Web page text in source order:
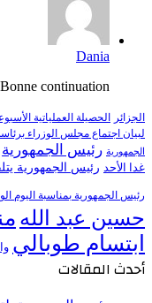
Dania
Bonne continuation...
الجزائر الحصيلة العملياتية
لبيان اجتماع مجلس الوزراء
الجمهورية رئيس الجمهورية
غدا الأحد رئيس الجمهورية
رئيس الجمهورية بمناسبة اليوم
حسين عبد الله
ابتسام طوبالي
أحدث المقالات